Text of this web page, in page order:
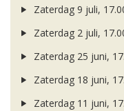
Zaterdag 9 juli,
Zaterdag 2 juli,
Zaterdag 25 juni,
Zaterdag 18 juni,
Zaterdag 11 juni,